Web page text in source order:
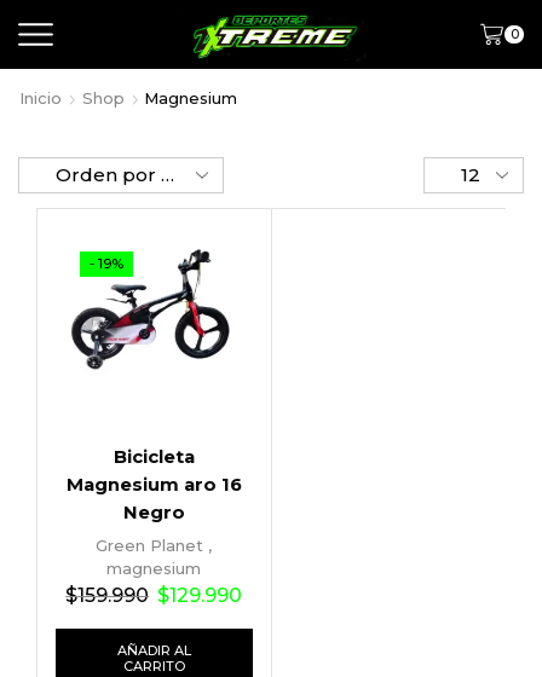
0
Inicio Shop Magnesium
- 19%
Bicicleta
Magnesium aro 16
Negro
Green Planet ,
magnesium
$159.990 $129.990
AÑADIR AL
CARRITO